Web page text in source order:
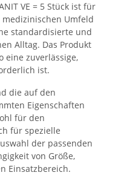
VE = 5 Stück ist für
Umfeld
standardisierte und
Alltag. Das Produkt
eine zuverlässige,
ist.
die auf den
Eigenschaften
für den
für spezielle
der passenden
von Größe,
Einsatzbereich.